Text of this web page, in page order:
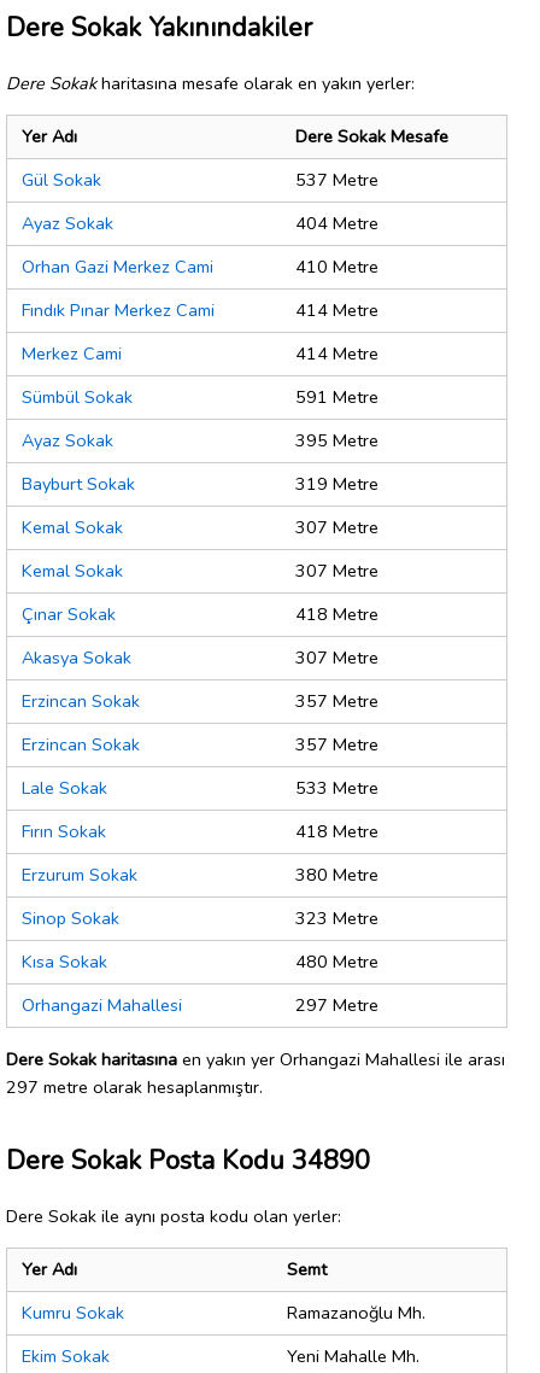
Dere Sokak Yakınındakiler
Dere Sokakharitasına mesafe olarak en yakın yerler:
Yer Adı
Dere Sokak Mesafe
Gül Sokak
537 Metre
Ayaz Sokak
404 Metre
Orhan Gazi Merkez Cami
410 Metre
Fındık Pınar Merkez Cami
414 Metre
Merkez Cami
414 Metre
Sümbül Sokak
591 Metre
Ayaz Sokak
395 Metre
Bayburt Sokak
319 Metre
Kemal Sokak
307 Metre
Kemal Sokak
307 Metre
Çınar Sokak
418 Metre
Akasya Sokak
307 Metre
Erzincan Sokak
357 Metre
Erzincan Sokak
357 Metre
Lale Sokak
533 Metre
Fırın Sokak
418 Metre
Erzurum Sokak
380 Metre
Sinop Sokak
323 Metre
Kısa Sokak
480 Metre
Orhangazi Mahallesi
297 Metre
Dere Sokak haritasına en yakın yer Orhangazi Mahallesi ile arası
297 metre olarak hesaplanmıştır.
Dere Sokak Posta Kodu 34890
Dere Sokak ile aynı posta kodu olan yerler:
Yer Adı
Semt
Kumru Sokak
Ramazanoğlu Mh.
Ekim Sokak
Yeni Mahalle Mh.